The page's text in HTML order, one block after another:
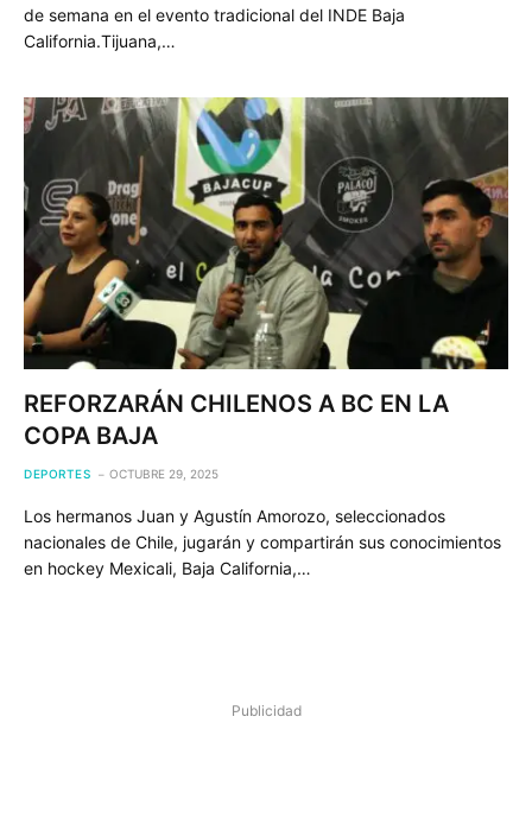
de semana en el evento tradicional del INDE Baja
California.Tijuana,…
REFORZARÁN CHILENOS A BC EN LA
COPA BAJA
DEPORTES OCTUBRE 29, 2025
Los hermanos Juan y Agustín Amorozo, seleccionados
nacionales de Chile, jugarán y compartirán sus conocimientos
en hockey Mexicali, Baja California,…
Publicidad